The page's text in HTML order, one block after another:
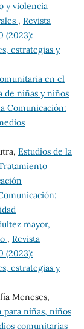
y violencia
, Revista
(2023):
estrategias y
en el
de niñas y niños
Comunicación:
Estudios de la
mayor,
, Revista
(2023):
estrategias y
Meneses,
para niñas, niños
comunitarias